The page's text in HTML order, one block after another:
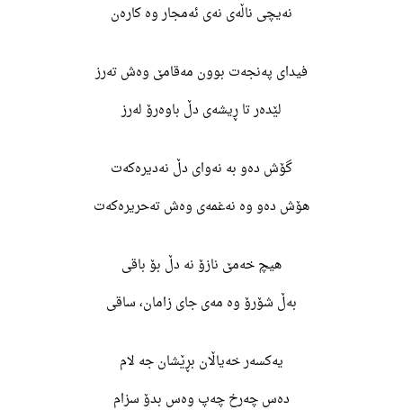
نەیچی ناڵەی نەی ئەمجار وە کارەن
فیدای پەنجەت بوون مەقامێ وەش تەرز
لێدەر تا ڕیشەی دڵ باوەرۆ لەرز
گۆش دەو بە نەوای دڵ نەدیرەکەت
هۆش دەو وە نەغمەی وەش تەحریرەکەت
هیچ خەمێ نازۆ نە دڵ بۆ باقی
بەڵ شۆرۆ وە مەی جای زامان، ساقی
یەکسەر خەیاڵان بڕێشان جە لام
دەس چەرخ چەپ وەس بدۆ سزام